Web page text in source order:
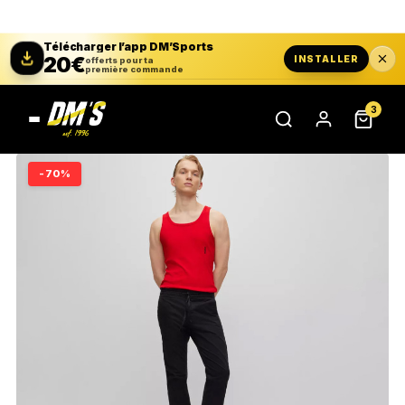
Télécharger l’app DM’Sports
20€offerts pour ta
première commande
INSTALLER
3
-70%